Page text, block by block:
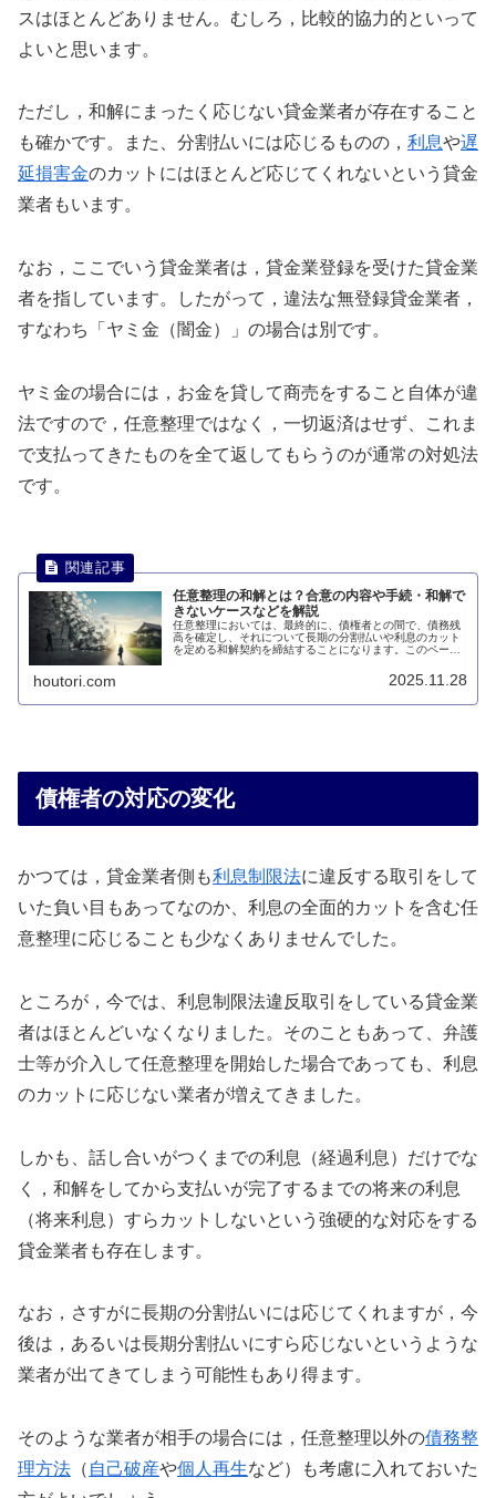
スはほとんどありません。むしろ，比較的協力的といって
よいと思います。
ただし，和解にまったく応じない貸金業者が存在すること
も確かです。また、分割払いには応じるものの， 利息や遅
延損害金のカットにはほとんど応じてくれないという貸金
業者もいます。
なお，ここでいう貸金業者は，貸金業登録を受けた貸金業
者を指しています。したがって，違法な無登録貸金業者，
すなわち「ヤミ金（闇金）」の場合は別です。
ヤミ金の場合には，お金を貸して商売をすること自体が違
法ですので，任意整理ではなく，一切返済はせず、これま
で支払ってきたものを全て返してもらうのが通常の対処法
です。
任意整理の和解とは？合意の内容や手続・和解で
きないケースなどを解説
任意整理においては、最終的に、債権者との間で、債務残
高を確定し、それについて長期の分割払いや利息のカット
を定める和解契約を締結することになります。このページ
houtori.com 2025.11.28
債権者の対応の変化
かつては，貸金業者側も利息制限法に違反する取引をして
いた負い目もあってなのか、利息の全面的カットを含む任
意整理に応じることも少なくありませんでした。
ところが，今では、利息制限法違反取引をしている貸金業
者はほとんどいなくなりました。そのこともあって、弁護
士等が介入して任意整理を開始した場合であっても、利息
のカットに応じない業者が増えてきました。
しかも、話し合いがつくまでの利息（経過利息）だけでな
く，和解をしてから支払いが完了するまでの将来の利息
（将来利息）すらカットしないという強硬的な対応をする
貸金業者も存在します。
なお，さすがに長期の分割払いには応じてくれますが，今
後は，あるいは長期分割払いにすら応じないというような
業者が出てきてしまう可能性もあり得ます。
そのような業者が相手の場合には，任意整理以外の債務整
理方法 （ 自己破産や個人再生など）も考慮に入れておいた